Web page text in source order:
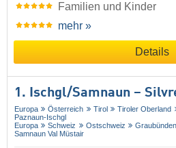
Familien und Kinder
mehr »
Details
1. Ischgl/​Samnaun –
Europa Österreich Tirol Tiroler Oberland
Paznaun-Ischgl
Europa
Schweiz Ostschweiz Graubünden
Samnaun Val Müstair